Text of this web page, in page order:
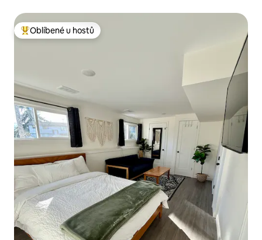
Nejlepší v kategorii Oblíbené u hostů
Oblíbené u hostů